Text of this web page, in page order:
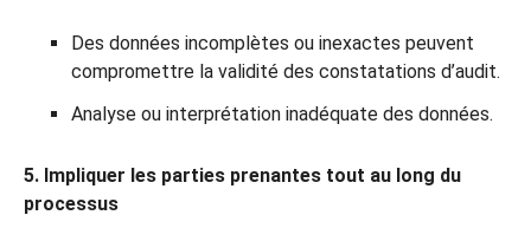
Des données incomplètes ou inexactes peuvent
compromettre la validité des constatations d’audit.
Analyse ou interprétation inadéquate des données.
5. Impliquer les parties prenantes tout au long du
processus